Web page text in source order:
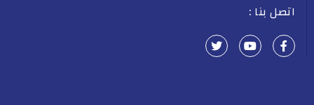
اتصل بنا :